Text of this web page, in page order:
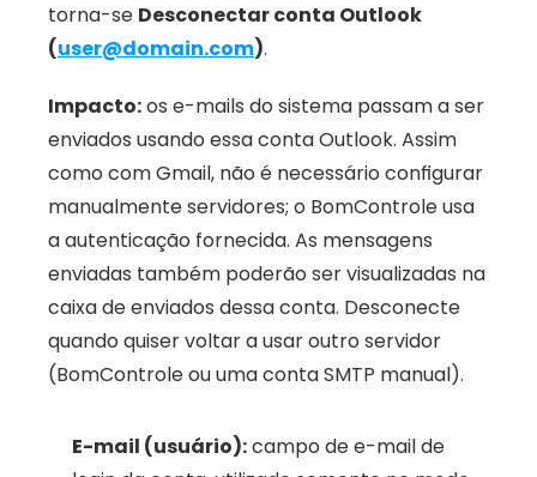
torna-se Desconectar conta Outlook
(user@domain.com).
Impacto: os e-mails do sistema passam a ser
enviados usando essa conta Outlook. Assim
como com Gmail, não é necessário configurar
manualmente servidores; o BomControle usa
a autenticação fornecida. As mensagens
enviadas também poderão ser visualizadas na
caixa de enviados dessa conta. Desconecte
quando quiser voltar a usar outro servidor
(BomControle ou uma conta SMTP manual).
E-mail (usuário): campo de e-mail de